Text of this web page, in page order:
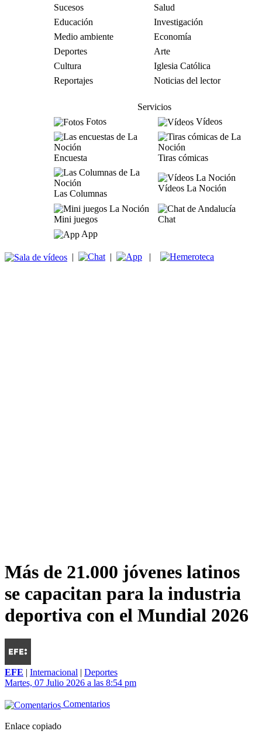
Sucesos
Salud
Educación
Investigación
Medio ambiente
Economía
Deportes
Arte
Cultura
Iglesia Católica
Reportajes
Noticias del lector
Servicios
Fotos
Vídeos
Encuesta Tiras cómicas
Las Columnas
Vídeos La Noción
Mini juegos
Chat
App
| | |
Más de 21.000 jóvenes latinos
se capacitan para la industria
deportiva con el Mundial 2026
EFE | Internacional | Deportes
Martes, 07 Julio 2026 a las 8:54 pm
Comentarios
Enlace copiado